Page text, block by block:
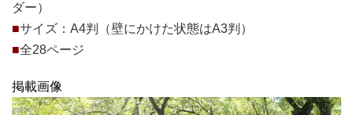
ダー）
■サイズ：A4判（壁にかけた状態はA3判）
■全28ページ
掲載画像